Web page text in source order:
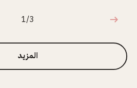
1 من 3
1/3
المزيد